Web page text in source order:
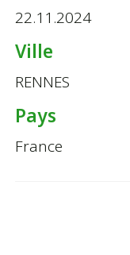
22.11.2024
Ville
RENNES
Pays
France